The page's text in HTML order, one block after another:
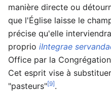
manière directe ou
que l'Église laisse le
précise qu'elle
proprio iIntegrae
Office par la
Cet esprit vise à
"pasteurs"[9].